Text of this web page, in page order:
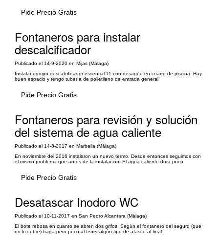
Pide Precio Gratis
Fontaneros para instalar
descalcificador
Publicado el 14-9-2020 en Mijas (Málaga)
Instalar equipo descalcificador essential 11 con desagüe en cuarto de piscina. Hay
buen espacio y tengo tubería de polietileno de entrada general
Pide Precio Gratis
Fontaneros para revisión y solución
del sistema de agua caliente
Publicado el 14-8-2017 en Marbella (Málaga)
En noviembre del 2016 instalaron un nuevo termo. Desde entonces seguimos con
el mismo problema que antes de la instalación. El agua caliente dura poco
Pide Precio Gratis
Desatascar Inodoro WC
Publicado el 10-11-2017 en San Pedro Alcantara (Málaga)
El bote rebosa en cuanto se abren dos grifos. Según el fontanero del seguro (que
no lo cubre) traga pero poco al tener algún tipo de atasco al final.